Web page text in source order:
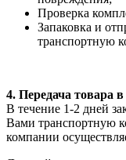
Проверка
Запаковка и
транспортную
4. Передача товара
В течение 1-2 дней
Вами транспортную
компании